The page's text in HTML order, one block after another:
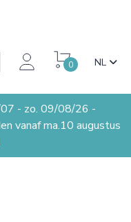
0 NL
07 - zo. 09/08/26 -
vanaf ma.10 augustus